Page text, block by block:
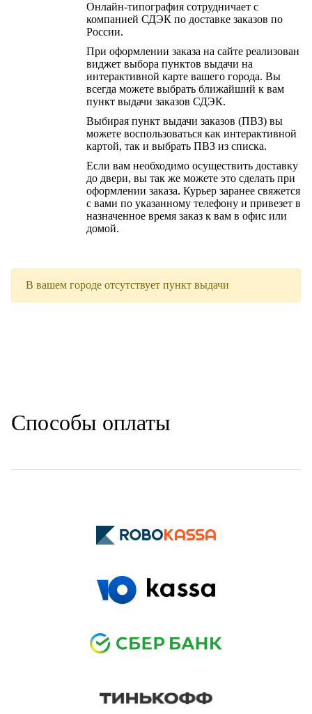
Онлайн-типография сотрудничает с
компанией СДЭК по доставке заказов по
России.
При оформлении заказа на сайте реализован
виджет выбора пунктов выдачи на
интерактивной карте вашего города. Вы
всегда можете выбрать ближайший к вам
пункт выдачи заказов СДЭК.
Выбирая пункт выдачи заказов (ПВЗ) вы
можете воспользоваться как интерактивной
картой, так и выбрать ПВЗ из списка.
Если вам необходимо осуществить доставку
до двери, вы так же можете это сделать при
оформлении заказа. Курьер заранее свяжется
с вами по указанному телефону и привезет в
назначенное время заказ к вам в офис или
домой.
В вашем городе отсутствует пункт выдачи
Способы оплаты